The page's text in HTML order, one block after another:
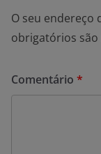
O seu endereço
obrigatórios
Comentário *